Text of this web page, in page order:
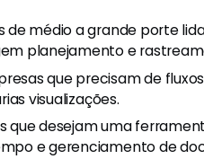
de médio a grande porte
planejamento e
que precisam de
visualizações.
que desejam uma
e gerenciamento de